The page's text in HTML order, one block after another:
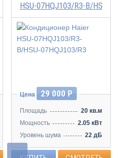
07HQJ103/R3
HSU-07HQJ103/R3-B/HSU-
Цена 29 000 Р
Площадь
20 кв.м
Мощность
2.05 кВт
Уровень шума
22 дБ